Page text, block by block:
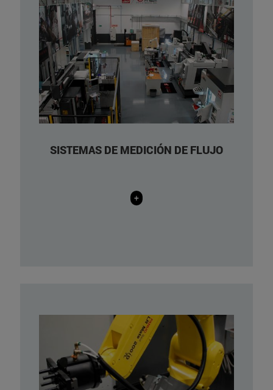
SISTEMAS DE MEDICIÓN DE FLUJO
+
Sistema de medición de flujos con
láser TSI: Stereoscopic Particle Image
Velocimetry (PIV). / Laser Induced
Fluorescence (LIF). / Global Size
Velocimetry (GSV).
Anemómetros de Hilo Caliente / Hot
Wire Anemometers: Hot-wire
anemometry system: CTA Streamline
calibrator and with a 3D traverse system
1 interfaz háptico Phantom Premium
1.0 de 3 GDL activos.
3 interfaces hápticos Phantom Omni
de 3 GDL activos.